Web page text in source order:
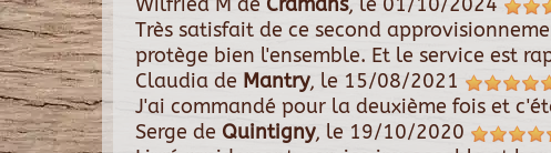
Très satisfait de ce second
protège bien l'ensemble. Et le service est
Claudia de Mantry, le 15/08/2021
J'ai commandé pour la deuxième fois et
Serge de Quintigny, le 19/10/2020